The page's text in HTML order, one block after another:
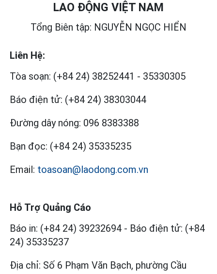
LAO ĐỘNG VIỆT NAM
Tổng Biên tập: NGUYỄN NGỌC HIỂN
Liên Hệ:
Tòa soạn: (+84 24) 38252441 - 35330305
Báo điện tử: (+84 24) 38303044
Đường dây nóng: 096 8383388
Bạn đọc: (+84 24) 35335235
Email: toasoan@laodong.com.vn
Hỗ Trợ Quảng Cáo
Báo in: (+84 24) 39232694 - Báo điện tử: (+84
24) 35335237
Địa chỉ: Số 6 Phạm Văn Bạch, phường Cầu